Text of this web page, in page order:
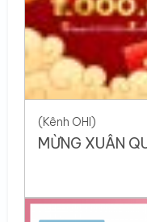
(Kênh OHI)
MỪNG XUÂN